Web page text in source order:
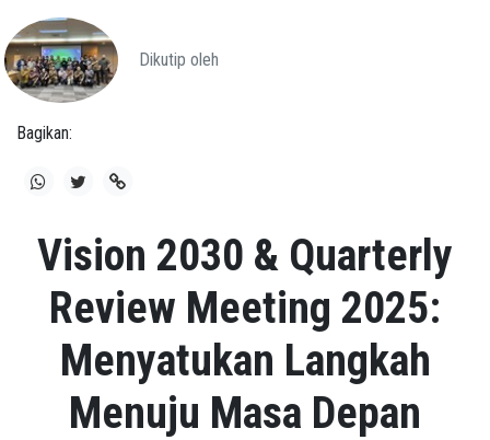
Dikutip oleh
Bagikan:
Vision 2030 & Quarterly
Review Meeting 2025:
Menyatukan Langkah
Menuju Masa Depan